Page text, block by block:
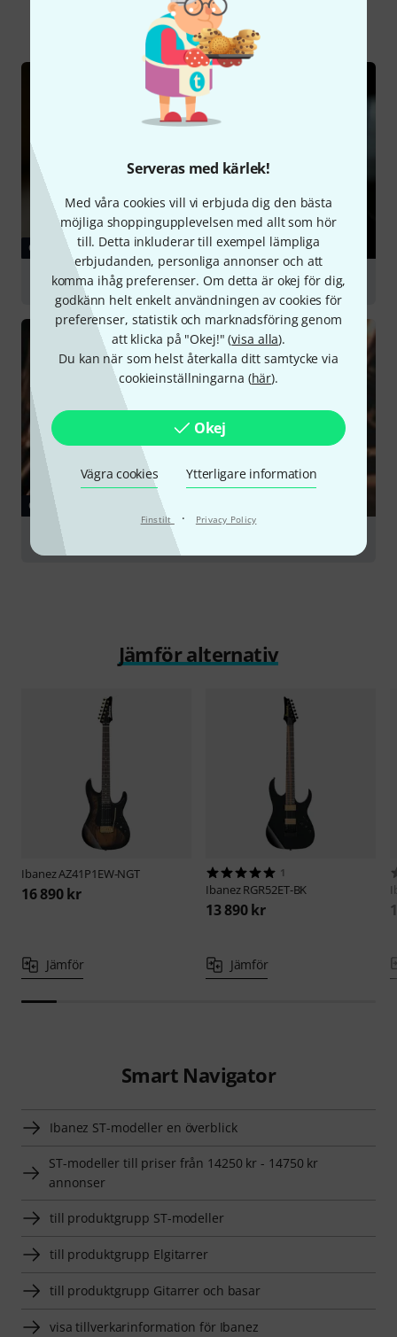
Serveras med kärlek!
Med våra cookies vill vi erbjuda dig den bästa
möjliga shoppingupplevelsen med allt som hör
till. Detta inkluderar till exempel lämpliga
erbjudanden, personliga annonser och att
komma ihåg preferenser. Om detta är okej för dig,
godkänn helt enkelt användningen av cookies för
preferenser, statistik och marknadsföring genom
att klicka på "Okej!" (visa alla).
Du kan när som helst återkalla ditt samtycke via
cookieinställningarna (här).
Okej
Vägra cookies Ytterligare information
Finstilt · Privacy Policy
Alla Onlineguide
GUIDE
Electric Guitars
GUIDE
Jämför alternativ
IbanezAZ41P1EW-NGT
16 890 kr
Jämför
1
IbanezRGR52ET-BK
13 890 kr
Jämför
Smart Navigator
Ibanez ST-modeller en överblick
ST-modeller till priser från 14250 kr - 14750 kr
annonser
till produktgrupp ST-modeller
till produktgrupp Elgitarrer
till produktgrupp Gitarrer och basar
visa tillverkarinformation för Ibanez